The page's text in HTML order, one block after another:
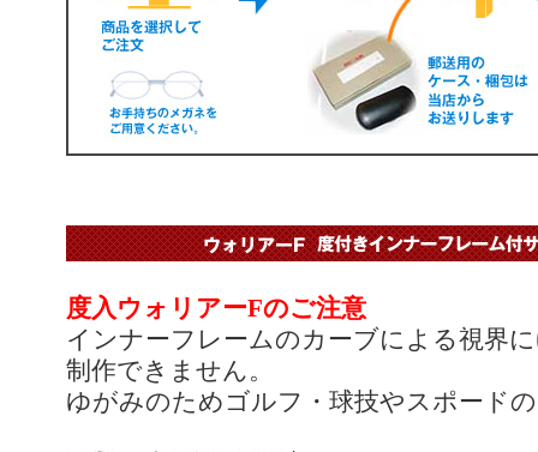
度入ウォリアーFのご注意
インナーフレームのカーブによる視界
制作できません。
ゆがみのためゴルフ・球技やスポード